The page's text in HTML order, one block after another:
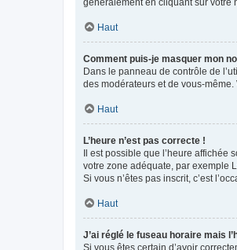
Haut
Comment puis-je masquer mon
Dans le panneau de contrôle de
des modérateurs et de vous-
Haut
L’heure n’est pas correcte !
Il est possible que l’heure affichée
votre zone adéquate, par exemple
Si vous n’êtes pas inscrit, c’est
Haut
J’ai réglé le fuseau horaire mais
Si vous êtes certain d’avoir